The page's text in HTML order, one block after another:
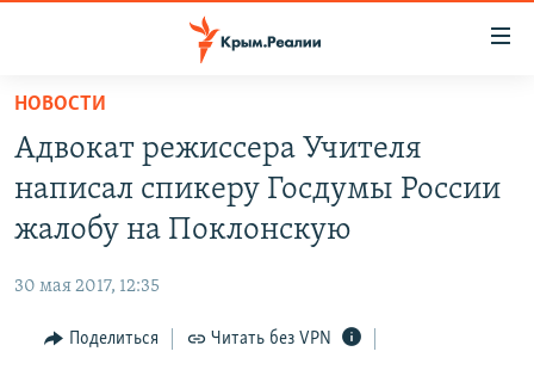
Вернуться
основному
содержанию
главной
Вернутся
СПЕЦПРОЕКТЫ
ГРУЗ 200
11 ЛЕТ ОККУПАЦИИ КРЫМА. 11 ИСТОРИЙ СОПРОТИВЛЕНИЯ
ЕЩЕ
ИНТЕРАКТИВ
РАДІО СВОБОДА
НОВОСТИ
Адвокат режиссера Учителя
написал спикеру Госдумы России
жалобу на Поклонскую
30 мая 2017, 12:35
Поделиться Читать без VPN